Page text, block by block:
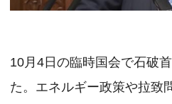
10月4日の臨時国会で石破
た。エネルギー政策や拉致